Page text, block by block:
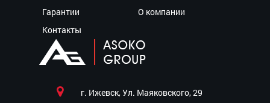
Гарантии
О компании
Контакты
г. Ижевск, Ул. Маяковского, 29